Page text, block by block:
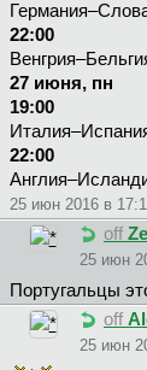
22:00
27 июня, пн
19:00
22:00
25 июн 2016 в
off
25 июн
Португальцы
off
25 июн